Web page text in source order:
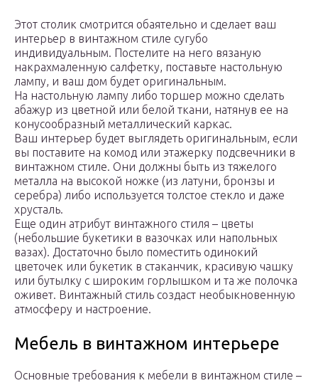
Этот столик смотрится обаятельно и сделает ваш
интерьер в винтажном стиле сугубо
индивидуальным. Постелите на него вязаную
накрахмаленную салфетку, поставьте настольную
лампу, и ваш дом будет оригинальным.
На настольную лампу либо торшер можно сделать
абажур из цветной или белой ткани, натянув ее на
конусообразный металлический каркас.
Ваш интерьер будет выглядеть оригинальным, если
вы поставите на комод или этажерку подсвечники в
винтажном стиле. Они должны быть из тяжелого
металла на высокой ножке (из латуни, бронзы и
серебра) либо используется толстое стекло и даже
хрусталь.
Еще один атрибут винтажного стиля – цветы
(небольшие букетики в вазочках или напольных
вазах). Достаточно было поместить одинокий
цветочек или букетик в стаканчик, красивую чашку
или бутылку с широким горлышком и та же полочка
оживет. Винтажный стиль создаст необыкновенную
атмосферу и настроение.
Мебель в винтажном интерьере
Основные требования к мебели в винтажном стиле –